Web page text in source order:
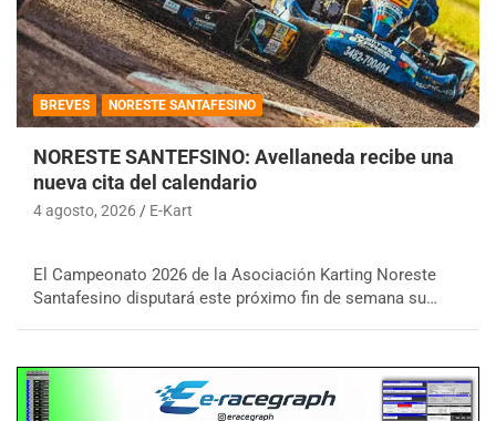
BREVES NORESTE SANTAFESINO
NORESTE SANTEFSINO: Avellaneda recibe una
nueva cita del calendario
4 agosto, 2026 E-Kart
El Campeonato 2026 de la Asociación Karting Noreste
Santafesino disputará este próximo fin de semana su…